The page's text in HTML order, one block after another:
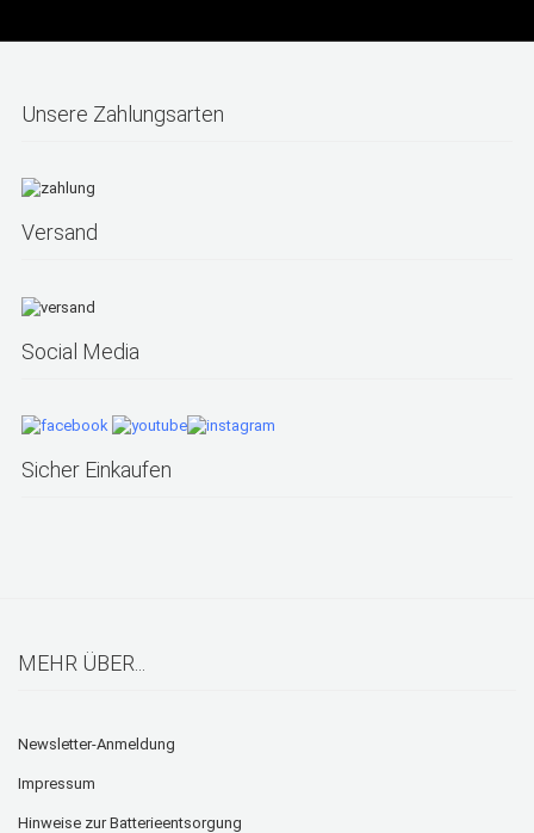
Unsere Zahlungsarten
Versand
Social Media
Sicher Einkaufen
MEHR ÜBER...
Newsletter-Anmeldung
Impressum
Hinweise zur Batterieentsorgung